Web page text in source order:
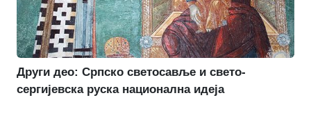
Други део: Српско светосавље и свето-
сергијевска руска национална идеја